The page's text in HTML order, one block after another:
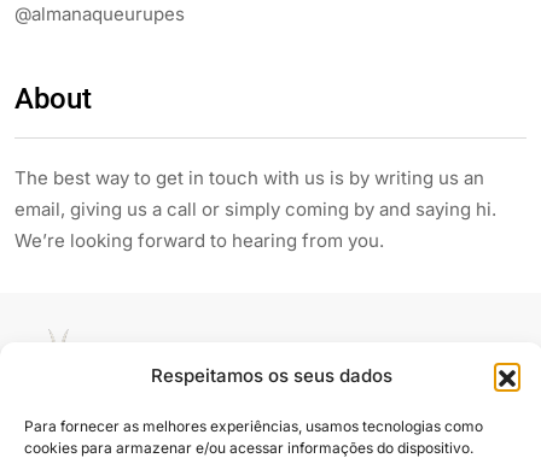
Respeitamos os seus dados
Para fornecer as melhores experiências, usamos tecnologias como
cookies para armazenar e/ou acessar informações do dispositivo.
@almanaqueurupes
About
The best way to get in touch with us is by writing us an
email, giving us a call or simply coming by and saying hi.
We’re looking forward to hearing from you.
Siga e compartilhe